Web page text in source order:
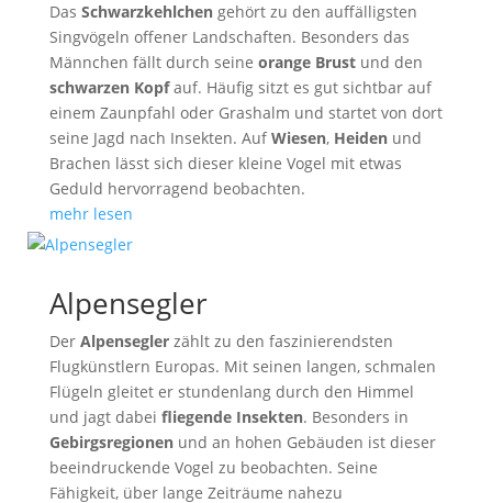
Das Schwarzkehlchengehört zu den auffälligsten
Singvögeln offener Landschaften. Besonders das
Männchen fällt durch seine orange Brustund den
schwarzen Kopfauf. Häufig sitzt es gut sichtbar auf
einem Zaunpfahl oder Grashalm und startet von dort
seine Jagd nach Insekten. AufWiesen, Heidenund
Brachen lässt sich dieser kleine Vogel mit etwas
Geduld hervorragend beobachten.
mehr lesen
Alpensegler
Der Alpenseglerzählt zu den faszinierendsten
Flugkünstlern Europas. Mit seinen langen, schmalen
Flügeln gleitet er stundenlang durch den Himmel
und jagt dabei fliegende Insekten. Besonders in
Gebirgsregionenund an hohen Gebäuden ist dieser
beeindruckende Vogel zu beobachten. Seine
Fähigkeit, über lange Zeiträume nahezu